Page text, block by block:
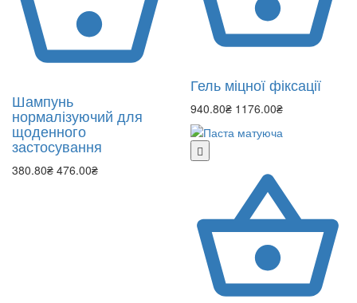
Шампунь
нормалізуючий для
щоденного
застосування
380.80₴ 476.00₴
Гель міцної фіксації
940.80₴ 1176.00₴